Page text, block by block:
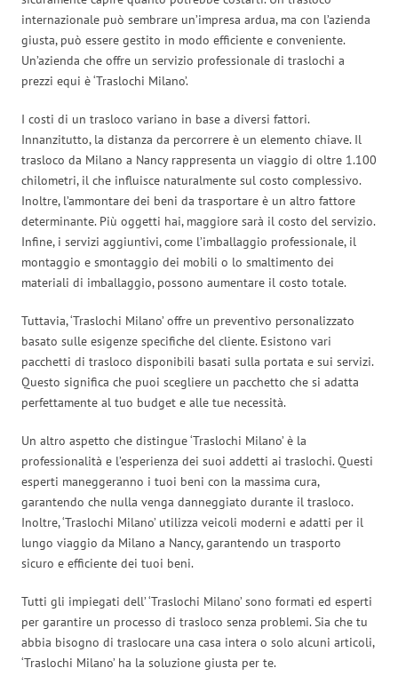
internazionale può sembrare un’impresa ardua, ma con l’azienda
giusta, può essere gestito in modo efficiente e conveniente.
Un’azienda che offre un servizio professionale di traslochi a
prezzi equi è ‘Traslochi Milano’.
I costi di un trasloco variano in base a diversi fattori.
Innanzitutto, la distanza da percorrere è un elemento chiave. Il
trasloco da Milano a Nancy rappresenta un viaggio di oltre 1.100
chilometri, il che influisce naturalmente sul costo complessivo.
Inoltre, l’ammontare dei beni da trasportare è un altro fattore
determinante. Più oggetti hai, maggiore sarà il costo del servizio.
Infine, i servizi aggiuntivi, come l’imballaggio professionale, il
montaggio e smontaggio dei mobili o lo smaltimento dei
materiali di imballaggio, possono aumentare il costo totale.
Tuttavia, ‘Traslochi Milano’ offre un preventivo personalizzato
basato sulle esigenze specifiche del cliente. Esistono vari
pacchetti di trasloco disponibili basati sulla portata e sui servizi.
Questo significa che puoi scegliere un pacchetto che si adatta
perfettamente al tuo budget e alle tue necessità.
Un altro aspetto che distingue ‘Traslochi Milano’ è la
professionalità e l’esperienza dei suoi addetti ai traslochi. Questi
esperti maneggeranno i tuoi beni con la massima cura,
garantendo che nulla venga danneggiato durante il trasloco.
Inoltre, ‘Traslochi Milano’ utilizza veicoli moderni e adatti per il
lungo viaggio da Milano a Nancy, garantendo un trasporto
sicuro e efficiente dei tuoi beni.
Tutti gli impiegati dell’ ‘Traslochi Milano’ sono formati ed esperti
per garantire un processo di trasloco senza problemi. Sia che tu
abbia bisogno di traslocare una casa intera o solo alcuni articoli,
‘Traslochi Milano’ ha la soluzione giusta per te.